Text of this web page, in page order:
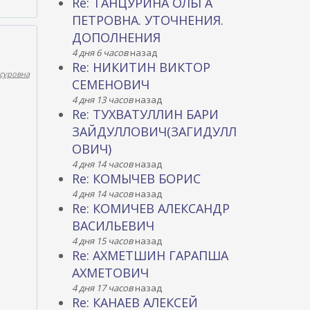
ПЕТРОВНА. УТОЧНЕНИЯ.
ДОПОЛНЕНИЯ
4 дня 6 часовназад
Re: НИКИТИН ВИКТОР
СЕМЕНОВИЧ
4 дня 13 часовназад
Re: ТУХВАТУЛЛИН БАРИ
ЗАЙДУЛЛОВИЧ(ЗАГИДУЛЛ
ОВИЧ)
4 дня 14 часовназад
Re: КОМЫЧЕВ БОРИС
4 дня 14 часовназад
Re: КОМИЧЕВ АЛЕКСАНДР
ВАСИЛЬЕВИЧ
4 дня 15 часовназад
Re: АХМЕТШИН ГАРАПША
АХМЕТОВИЧ
4 дня 17 часовназад
Re: КАНАЕВ АЛЕКСЕЙ